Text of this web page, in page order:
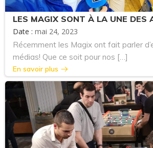
LES MAGIX SONT À LA UNE DES
Date : mai 24, 2023
Récemment les Magix ont fait parler
médias! Que ce soit pour nos […]
En savoir plus